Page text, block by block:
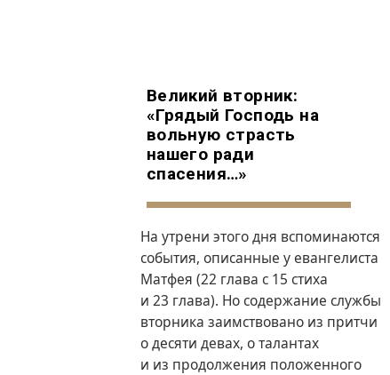
Великий вторник:
«Грядый Господь на
вольную страсть
нашего ради
спасения…»
На утрени этого дня вспоминаются
события, описанные у евангелиста
Матфея (22 глава с 15 стиха
и 23 глава). Но содержание службы
вторника заимствовано из притчи
о десяти девах, о талантах
и из продолжения положенного